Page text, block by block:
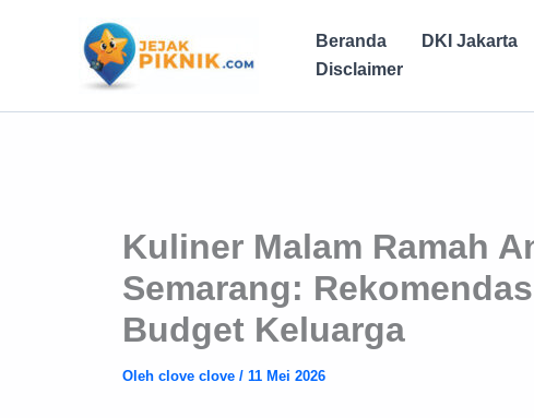
Beranda DKI Jakarta
Disclaimer
Kuliner Malam Ramah
Semarang:
Budget Keluarga
Oleh clove clove / 11 Mei 2026